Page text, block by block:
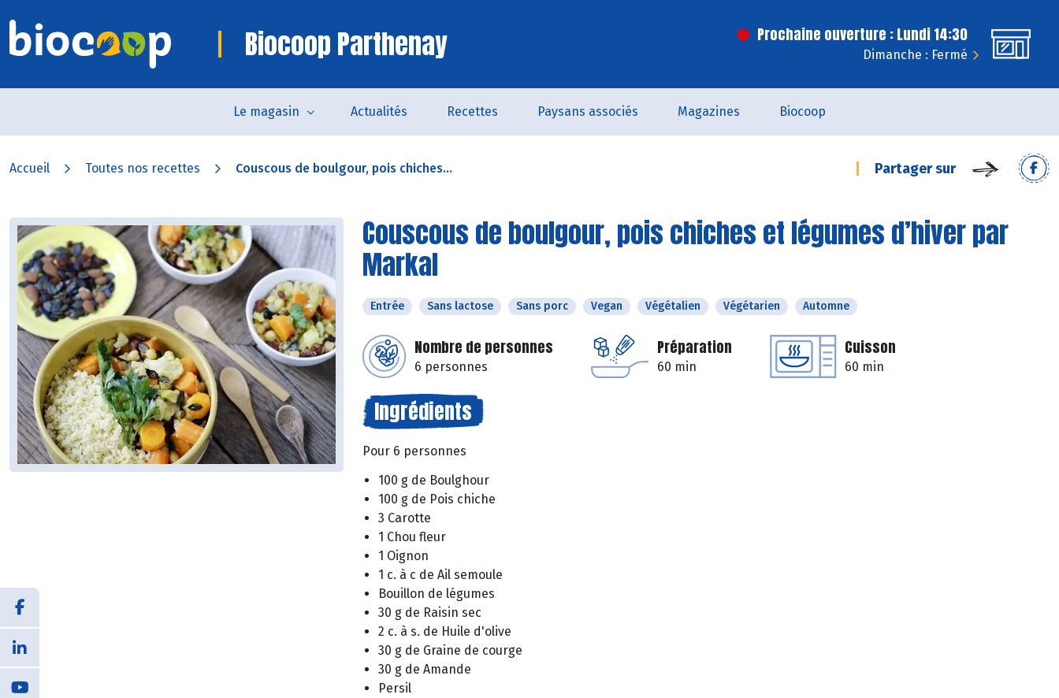
Biocoop Parthenay Prochaine ouverture : Lundi 14:30
Dimanche : Fermé
Le magasin Actualités Recettes Paysans associés Magazines Biocoop
Accueil Toutes nos recettes Couscous de boulgour, pois chiches... Partager sur
Couscous de boulgour, pois chiches et légumes d’hiver par
Markal
Entrée Sans lactose Sans porc Vegan Végétalien Végétarien Automne
Nombre de personnes
6 personnes
Préparation
60 min
Cuisson
60 min
Ingrédients
Pour 6 personnes
100 g de Boulghour
100 g de Pois chiche
3 Carotte
1 Chou fleur
1 Oignon
1 c. à c de Ail semoule
Bouillon de légumes
30 g de Raisin sec
2 c. à s. de Huile d'olive
30 g de Graine de courge
30 g de Amande
Persil